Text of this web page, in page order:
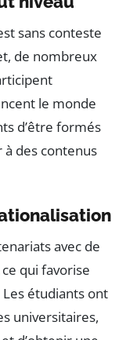
sans conteste
de nombreux
le monde
d’être formés
à des contenus
avec de
qui favorise
Les étudiants ont
universitaires,